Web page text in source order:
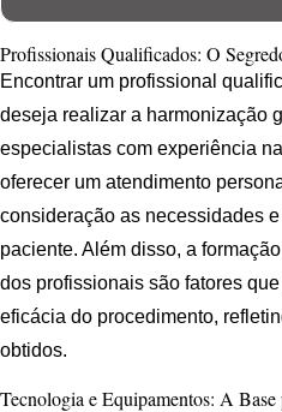
Profissionais Qualificados: O
Encontrar um profissional
deseja realizar a harmonização
especialistas com experiência
oferecer um atendimento
consideração as necessidades
paciente. Além disso, a
dos profissionais são fatores
eficácia do procedimento,
obtidos.
Tecnologia e Equipamentos: A